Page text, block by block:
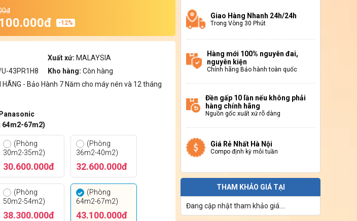
-12%
Xuất xứ: MALAYSIA
43PR1H8 Kho hàng: Còn hàng
HÃNG - Bảo Hành 7 Năm cho máy nén và 12 tháng
64m2-67m2)
(Phòng
30m2-35m2)
30.600.000đ
(Phòng
36m2-40m2)
32.600.000đ
(Phòng
50m2-54m2)
38.300.000đ
(Phòng
64m2-67m2)
43.100.000đ
Giao Hàng Nhanh 24h/24h
Trong Vòng 30 Phút
Hàng mới 100% nguyên đai,
nguyên kiện
Chính hãng Bảo hành toàn quốc
Đền gấp 10 lần nếu không phải
hàng chính hãng
Nguồn gốc xuất xứ rõ dàng
Giá Rẻ Nhất Hà Nội
Compo định kỳ mỗi tuần
THAM KHẢO GIÁ TẠI
Đang cập nhật tham khảo giá....